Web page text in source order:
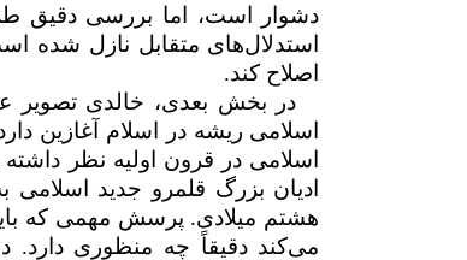
دشوار است، اما بررسی دقیق
استدلال‌های متقابل نازل شده
اصلاح کند.
در بخش بعدی، خالدی تصویر
اسلامی ریشه در اسلام آغازین
اسلامی در قرون اولیه نظر
ادیان بزرگ قلمرو جدید
هشتم میلادی. پرسش مهمی که
می‌کند دقیقاً چه منظوری دارد.